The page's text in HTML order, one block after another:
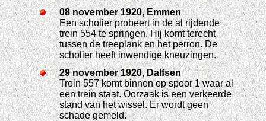
08 november 1920, Emmen
Een scholier probeert in de al rijdende
trein 554 te springen. Hij komt terecht
tussen de treeplank en het perron. De
scholier heeft inwendige kneuzingen.
29 november 1920, Dalfsen
Trein 557 komt binnen op spoor 1 waar al
een trein staat. Oorzaak is een verkeerde
stand van het wissel. Er wordt geen
schade gemeld.